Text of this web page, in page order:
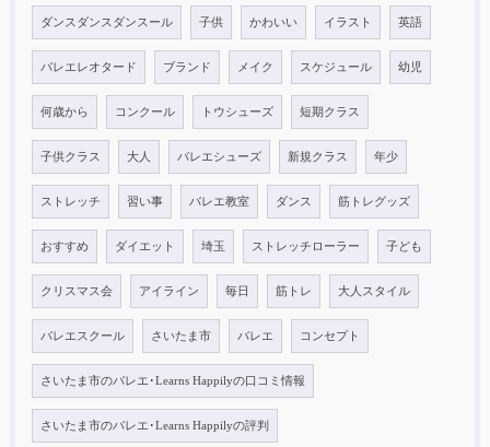
ダンスダンスダンスール 子供 かわいい イラスト 英語
バレエレオタード ブランド メイク スケジュール 幼児
何歳から コンクール トウシューズ 短期クラス
子供クラス 大人 バレエシューズ 新規クラス 年少
ストレッチ 習い事 バレエ教室 ダンス 筋トレグッズ
おすすめ ダイエット 埼玉 ストレッチローラー 子ども
クリスマス会 アイライン 毎日 筋トレ 大人スタイル
バレエスクール さいたま市 バレエ コンセプト
さいたま市のバレエ･Learns Happilyの口コミ情報
さいたま市のバレエ･Learns Happilyの評判